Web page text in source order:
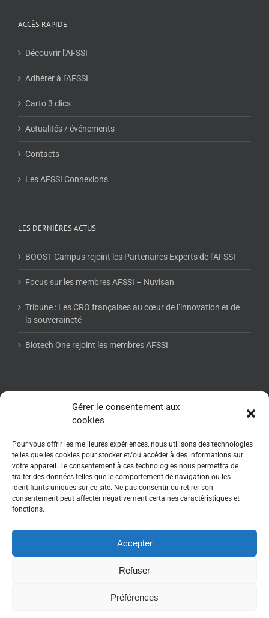
Gérer le consentement aux
cookies
Pour vous offrir les meilleures expériences, nous utilisons des technologies
telles que les cookies pour stocker et/ou accéder à des informations sur
votre appareil. Le consentement à ces technologies nous permettra de
traiter des données telles que le comportement de navigation ou les
identifiants uniques sur ce site. Ne pas consentir ou retirer son
consentement peut affecter négativement certaines caractéristiques et
fonctions.
Accepter
Refuser
Préférences
ACCÈS RAPIDE
Découvrir l’AFSSI
Adhérer à l’AFSSI
Carto 3 clics
Actualités / événements
Contacts
Les AFSSI Connexions
LES DERNIÈRES ACTUS
BOOST Campus rejoint les Partenaires Experts de l’AFSSI
Focus sur les membres AFSSI – Nuvisan
Tribune : Les CRO françaises au cœur de l’innovation et de
la souveraineté
Biotech One rejoint les membres AFSSI
NEWSLETTER AFSSI
Essentiel MARKETING| Webdesign : WebRelief.fr